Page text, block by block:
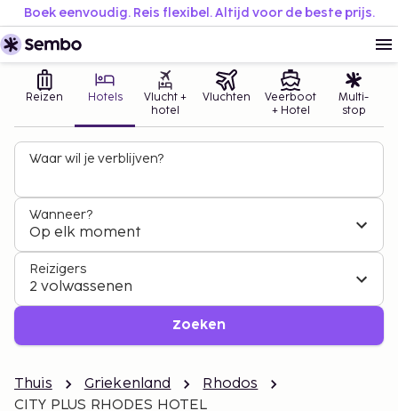
Boek eenvoudig. Reis flexibel. Altijd voor de beste prijs.
Reizen Hotels
Vlucht +
hotel
Vluchten
Veerboot
+ Hotel
Multi-
stop
Waar wil je verblijven?
Wanneer?
Op elk moment
Reizigers
2 volwassenen
Zoeken
Thuis Griekenland
Rhodos
CITY PLUS RHODES HOTEL